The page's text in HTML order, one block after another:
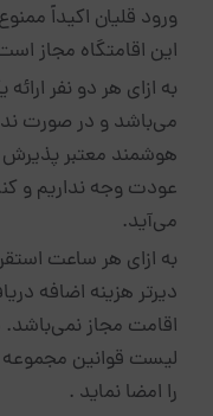
ورود قلیان اکیداً
این اقامتگاه مجاز
به ازای هر دو نفر
می‌باشد و در صورت
هوشمند معتبر
عودت وجه نداریم و
می‌آید.
به ازای هر ساعت
دیرتر هزینه اضافه
اقامت مجاز
لیست قوانین مجموعه
را امضا نماید .